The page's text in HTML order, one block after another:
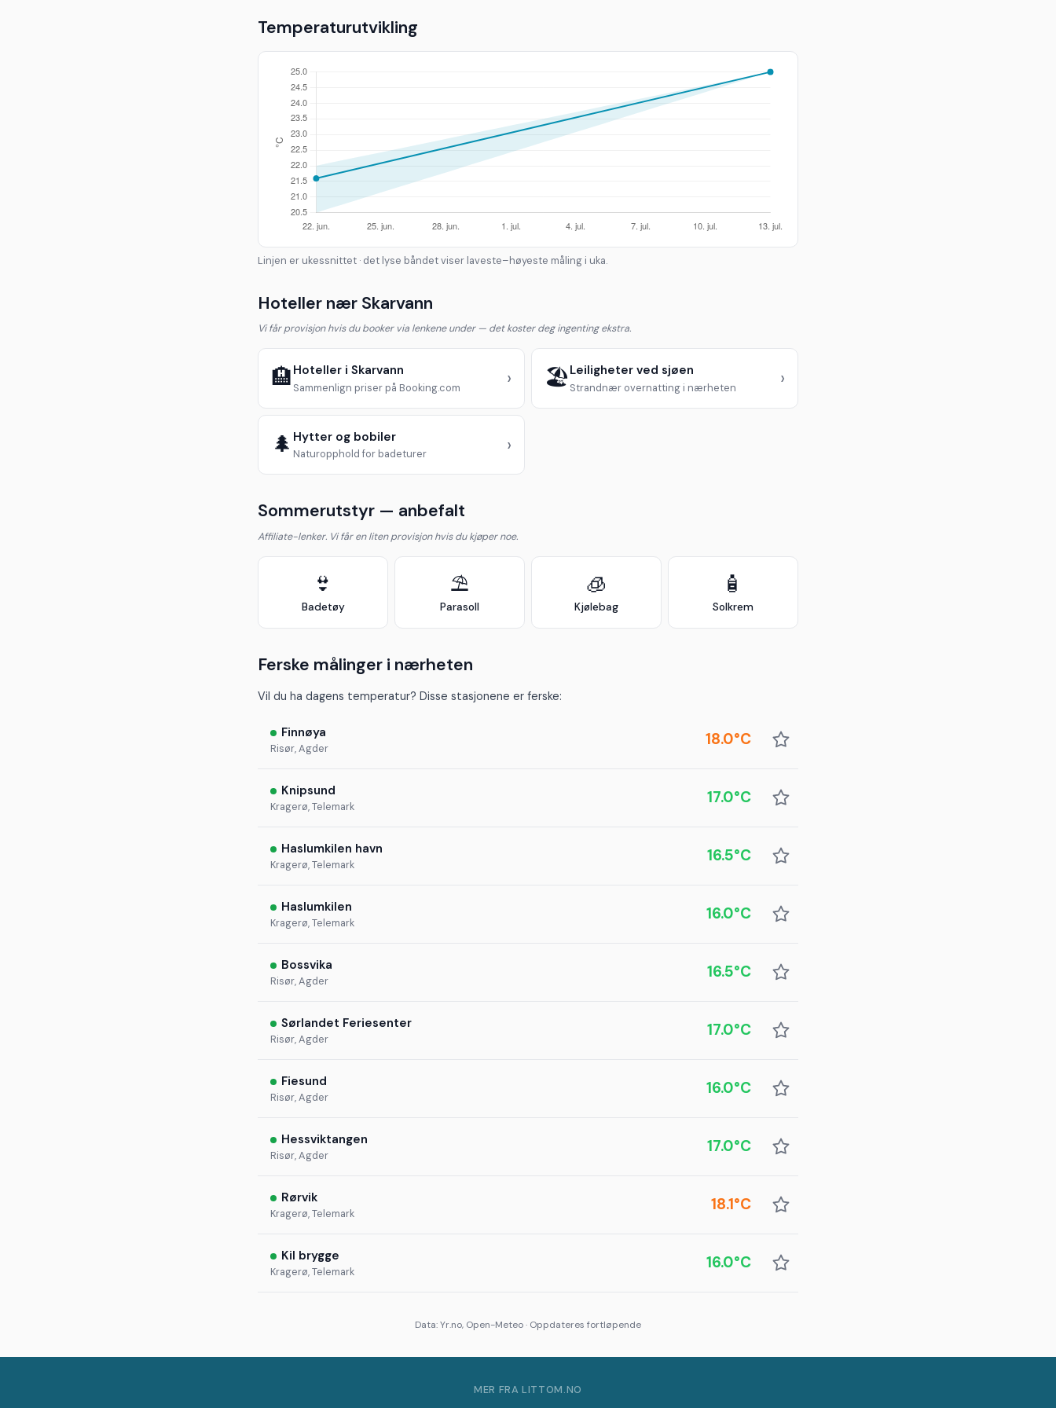
Temperaturutvikling
Linjen er ukessnittet · det lyse båndet viser laveste–høyeste måling i uka.
Hoteller nær Skarvann
Vi får provisjon hvis du booker via lenkene under — det koster deg ingenting ekstra.
🏨 Hoteller i Skarvann
Sammenlign priser på Booking.com › 🏖️ Leiligheter ved sjøen
Strandnær overnatting i nærheten ›
🌲 Hytter og bobiler
Naturopphold for badeturer ›
Sommerutstyr — anbefalt
Affiliate-lenker. Vi får en liten provisjon hvis du kjøper noe.
👙
Badetøy
⛱️
Parasoll
🧊
Kjølebag
🧴
Solkrem
Ferske målinger i nærheten
Vil du ha dagens temperatur? Disse stasjonene er ferske:
Finnøya
Risør, Agder 18.0°C
Knipsund
Kragerø, Telemark 17.0°C
Haslumkilen havn
Kragerø, Telemark 16.5°C
Haslumkilen
Kragerø, Telemark 16.0°C
Bossvika
Risør, Agder 16.5°C
Sørlandet Feriesenter
Risør, Agder 17.0°C
Fiesund
Risør, Agder 16.0°C
Hessviktangen
Risør, Agder 17.0°C
Rørvik
Kragerø, Telemark 18.1°C
Kil brygge
Kragerø, Telemark 16.0°C
Data: Yr.no, Open-Meteo · Oppdateres fortløpende
MER FRA LITTOM.NO